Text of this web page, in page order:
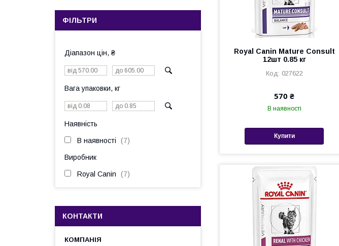
Royal Canin Mature Consult
12шт 0.85 кг
027622
570 ₴
В наявності
Купити
ФІЛЬТРИ
Діапазон цін, ₴
Вага упаковки, кг
Наявність
В наявності 7
Виробник
Royal Canin 7
КОНТАКТИ